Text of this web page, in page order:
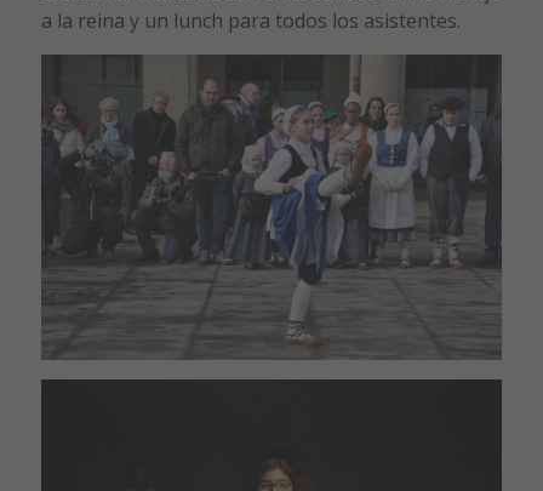
a la reina y un lunch para todos los asistentes.